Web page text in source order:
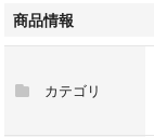
ブラウン
商品情報
カテゴリ